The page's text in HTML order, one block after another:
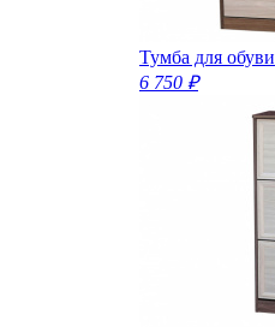
Тумба для обуви
6 750 ₽